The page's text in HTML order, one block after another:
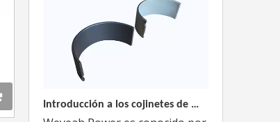
Weyeah Power es conocido por sus